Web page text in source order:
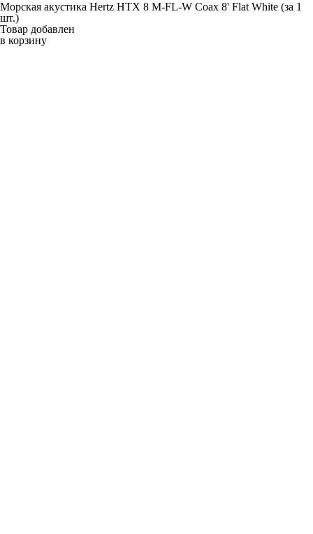
Морская акустика Hertz HTX 8 M-FL-W Coax 8' Flat White (за 1
шт.)
Товар добавлен
в корзину